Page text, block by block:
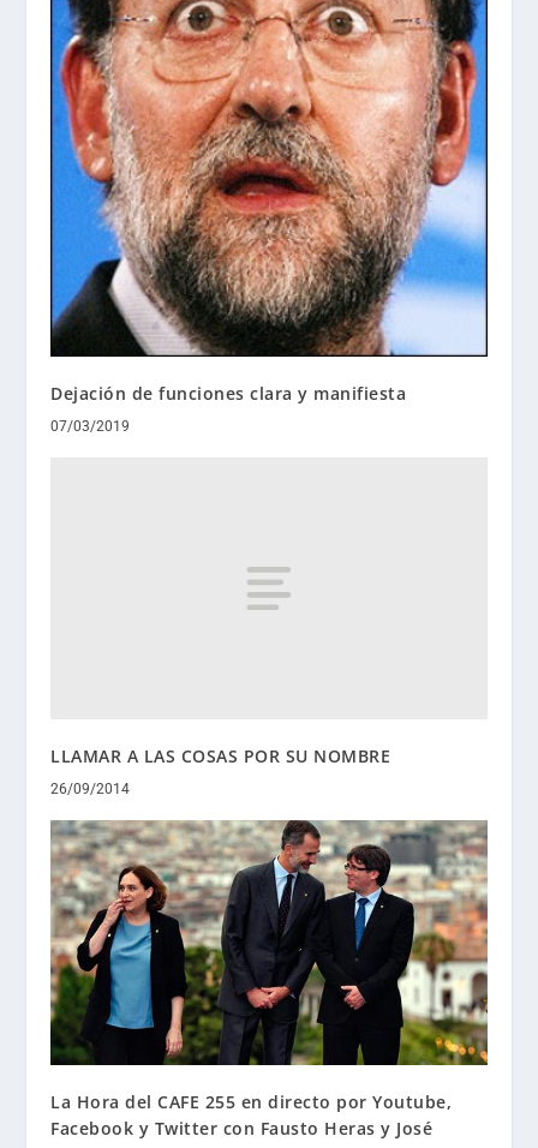
Dejación de funciones clara y manifiesta
07/03/2019
LLAMAR A LAS COSAS POR SU NOMBRE
26/09/2014
La Hora del CAFE 255 en directo por Youtube,
Facebook y Twitter con Fausto Heras y José